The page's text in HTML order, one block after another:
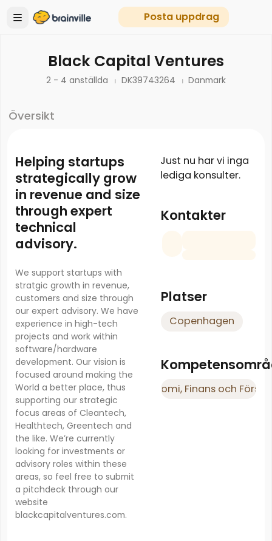
Posta uppdrag
Black Capital Ventures
2 - 4 anställda DK39743264 Danmark
Översikt
Helping startups
strategically grow
in revenue and size
through expert
technical
advisory.
We support startups with
stratgic growth in revenue,
customers and size through
our expert advisory. We have
experience in high-tech
projects and work within
software/hardware
development. Our vision is
focused around making the
World a better place, thus
supporting our strategic
focus areas of Cleantech,
Healthtech, Greentech and
the like. We’re currently
looking for investments or
advisory roles within these
areas, so feel free to submit
a pitchdeck through our
website
blackcapitalventures.com.
Just nu har vi inga
lediga konsulter.
Kontakter
Platser
Copenhagen
Ekonomi, Finans och